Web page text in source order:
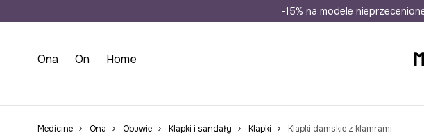
Wysyłka nawet w 24h
-15% na modele
Ona On Home
Medicine Ona Obuwie Klapki i sandały Klapki Klapki damskie z klamrami